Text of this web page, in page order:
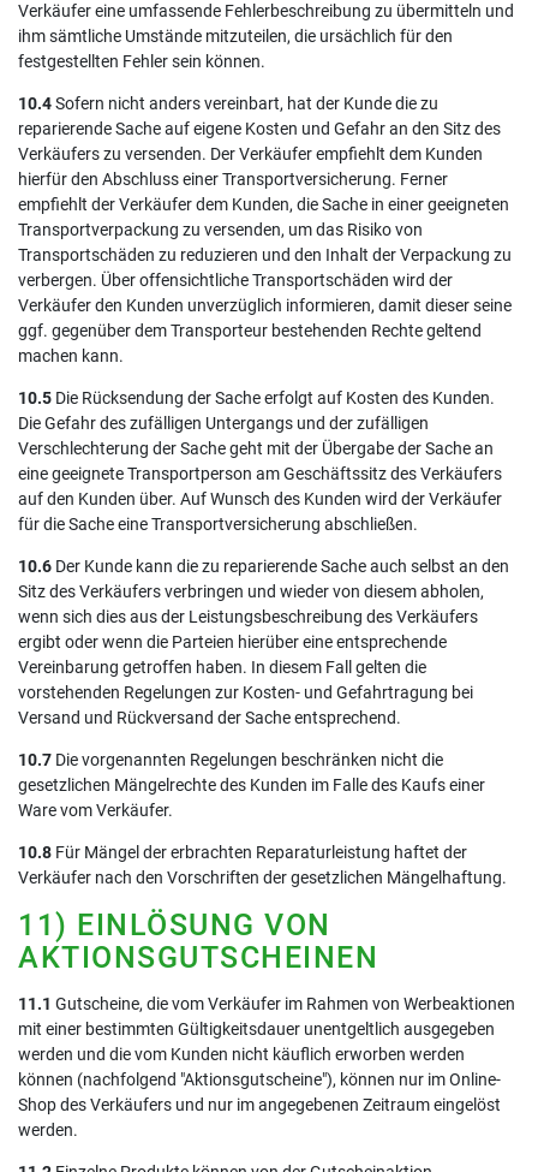
Verkäufer eine umfassende Fehlerbeschreibung zu übermitteln und
ihm sämtliche Umstände mitzuteilen, die ursächlich für den
festgestellten Fehler sein können.
10.4Sofern nicht anders vereinbart, hat der Kunde die zu
reparierende Sache auf eigene Kosten und Gefahr an den Sitz des
Verkäufers zu versenden. Der Verkäufer empfiehlt dem Kunden
hierfür den Abschluss einer Transportversicherung. Ferner
empfiehlt der Verkäufer dem Kunden, die Sache in einer geeigneten
Transportverpackung zu versenden, um das Risiko von
Transportschäden zu reduzieren und den Inhalt der Verpackung zu
verbergen. Über offensichtliche Transportschäden wird der
Verkäufer den Kunden unverzüglich informieren, damit dieser seine
ggf. gegenüber dem Transporteur bestehenden Rechte geltend
machen kann.
10.5 Die Rücksendung der Sache erfolgt auf Kosten des Kunden.
Die Gefahr des zufälligen Untergangs und der zufälligen
Verschlechterung der Sache geht mit der Übergabe der Sache an
eine geeignete Transportperson am Geschäftssitz des Verkäufers
auf den Kunden über. Auf Wunsch des Kunden wird der Verkäufer
für die Sache eine Transportversicherung abschließen.
10.6 Der Kunde kann die zu reparierende Sache auch selbst an den
Sitz des Verkäufers verbringen und wieder von diesem abholen,
wenn sich dies aus der Leistungsbeschreibung des Verkäufers
ergibt oder wenn die Parteien hierüber eine entsprechende
Vereinbarung getroffen haben. In diesem Fall gelten die
vorstehenden Regelungen zur Kosten- und Gefahrtragung bei
Versand und Rückversand der Sache entsprechend.
10.7 Die vorgenannten Regelungen beschränken nicht die
gesetzlichen Mängelrechte des Kunden im Falle des Kaufs einer
Ware vom Verkäufer.
10.8 Für Mängel der erbrachten Reparaturleistung haftet der
Verkäufer nach den Vorschriften der gesetzlichen Mängelhaftung.
11) EINLÖSUNG VON
AKTIONSGUTSCHEINEN
11.1 Gutscheine, die vom Verkäufer im Rahmen von Werbeaktionen
mit einer bestimmten Gültigkeitsdauer unentgeltlich ausgegeben
werden und die vom Kunden nicht käuflich erworben werden
können (nachfolgend "Aktionsgutscheine"), können nur im Online-
Shop des Verkäufers und nur im angegebenen Zeitraum eingelöst
werden.